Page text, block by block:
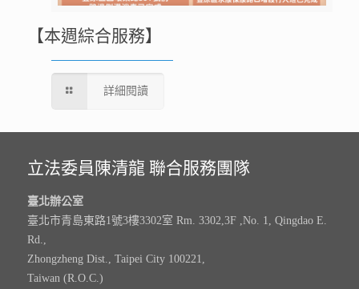
【本週綜合服務】
詳細閱讀
立法委員陳清龍 聯合服務團隊
臺北辦公室
臺北市青島東路1號3樓3302室 Rm. 3302,3F ,No. 1, Qingdao E.
Rd.,
Zhongzheng Dist., Taipei City 100221,
Taiwan (R.O.C.)